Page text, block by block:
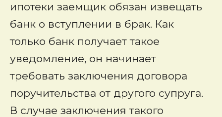
ипотеки заемщик обязан извещать
банк о вступлении в брак. Как
только банк получает такое
уведомление, он начинает
требовать заключения договора
поручительства от другого супруга.
В случае заключения такого